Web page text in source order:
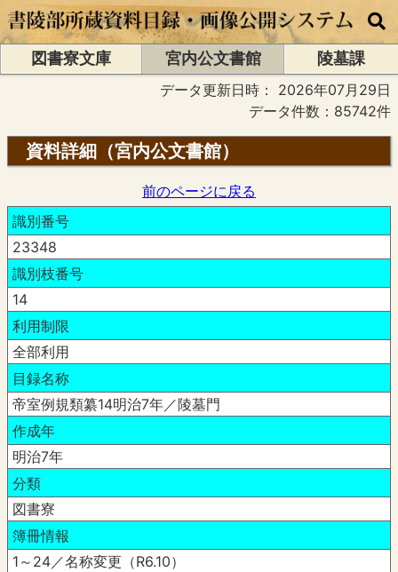
図書寮文庫 宮内公文書館
陵墓課
データ更新日時： 2026年07月29日
データ件数：85742件
資料詳細（宮内公文書館）
前のページに戻る
識別番号
23348
識別枝番号
14
利用制限
全部利用
目録名称
帝室例規類纂14明治7年／陵墓門
作成年
明治7年
分類
図書寮
簿冊情報
1～24／名称変更（R6.10）